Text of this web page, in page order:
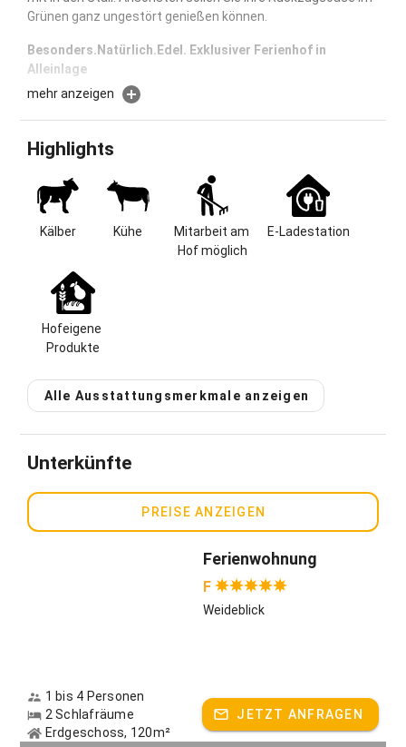
Grünen ganz ungestört genießen können.
Besonders.Natürlich.Edel. Exklusiver Ferienhof in
Alleinlage
Warme, natürliche Materialien, klare Linien, großzügige
Räume, viel Licht und modernes Interieur. Im neugebauten
Haus wurde viel Wert auf Qualität gelegt. Das Leben in
Harmonie mit der Natur steht im Mittelpunkt. Bodentiefe
Fenster, eine Veranda in direkte Nachbarschaft zu den
artgerecht gehaltenen Kühen aber auch der Genuss der auf
dem Hof produzierten Lebensmittel lassen Sie das Allgäu
spüren.
Lage & Größe
Auf dem Ferienhof Fieger, den wir seit 1997 bewohnen und
als Milchviehbetrieb bewirtschaften, erwartet Sie eine
Auszeit der besonderen Art: Mit nur einer Ferienwohnung
Herzen des Allgäus ganz ungestört genießen! Dank der
ökologischen Bauweise unter Einsatz von ausgewählten
dem eigenen Waldstück, entstand ein besonders
nachhaltiges Raumklima in der neu gebauten
einem gemütlichen Kachelofen mit Feuerholz wurde der
geräumige Wohn- und Essbereich mit einer großen
Glasfront mit freiem Blick auf Weide und Alpen
ausgestattet. Unser freistehender Bauernhof der sich als
Teil des Dorfes Görisried etwa einen guten Kilometer
außerhalb des Ortskerns befindet, ist mit Wiesen und
Wäldern umrahmt von der puren Natur. Hier im
rechts grüßt der Grünten, auch „Wächter des Allgäus“
genannt, von links begrenzt der Tegelberg am Forggensee
das Panorama der sich majestätisch aneinander reihenden
mehr anzeigen
Highlights
Kälber Kühe
Mitarbeit am
Hof möglich
E-Ladestation
Hofeigene
Produkte
Alle Ausstattungsmerkmale anzeigen
Unterkünfte
PREISE ANZEIGEN
Ferienwohnung
F
Weideblick
1 bis 4 Personen
2 Schlafräume
Erdgeschoss, 120m²
JETZT ANFRAGEN